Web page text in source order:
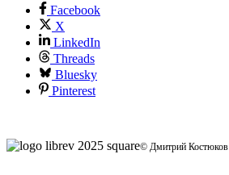
Facebook
X
LinkedIn
Threads
Bluesky
Pinterest
© Дмитрий Костюков